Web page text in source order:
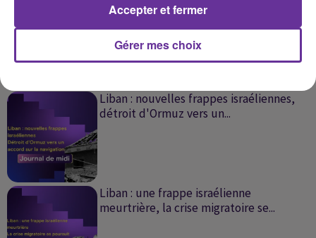
À LA UNE Voir plus
Liban : nouvelles frappes israéliennes,
détroit d'Ormuz vers un...
Liban : une frappe israélienne
meurtrière, la crise migratoire se...
Gérer mes choix
Accepter et fermer